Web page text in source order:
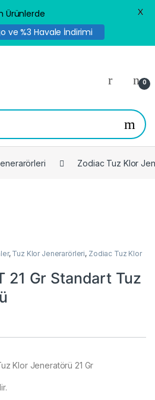
0
Zodiac Tuz Klor
, Tuz Klor Jenerarörleri, Zodiac Tuz Klor
21 Gr Standart Tuz
Klor Jeneratörü 21 Gr
Ürünlerde
ve %3 Havale İndirimi
X